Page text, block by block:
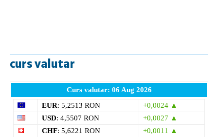
curs valutar
Curs valutar: 06 Aug 2026
EUR: 5,2513 RON
+0,0024 ▲
USD: 4,5507 RON
+0,0027 ▲
CHF: 5,6221 RON
+0,0011 ▲